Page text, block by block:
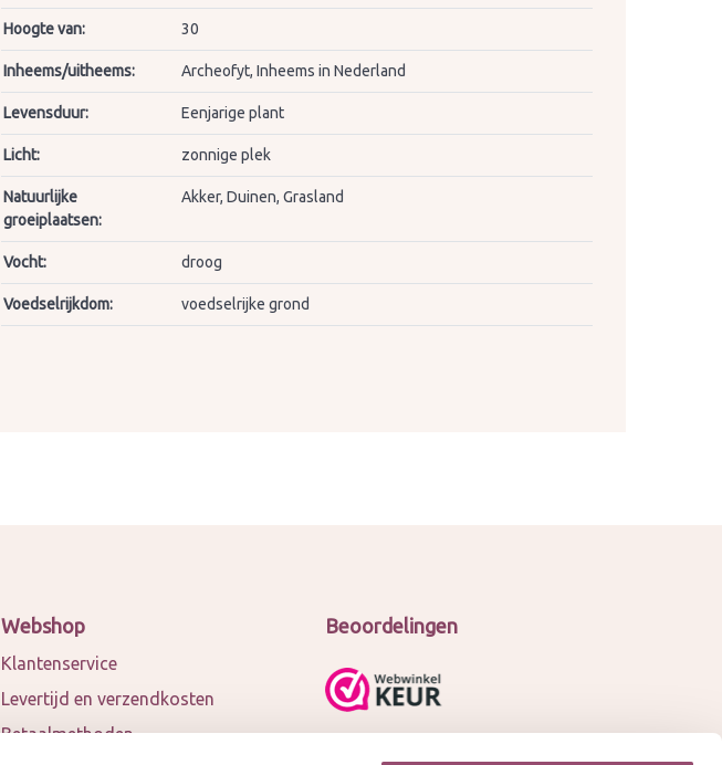
Hoogte van: 30
Inheems/uitheems: Archeofyt, Inheems in Nederland
Levensduur: Eenjarige plant
Licht: zonnige plek
Natuurlijke
groeiplaatsen:
Akker, Duinen, Grasland
Vocht: droog
Voedselrijkdom: voedselrijke grond
Webshop
Klantenservice
Levertijd en verzendkosten
Betaalmethoden
Beoordelingen